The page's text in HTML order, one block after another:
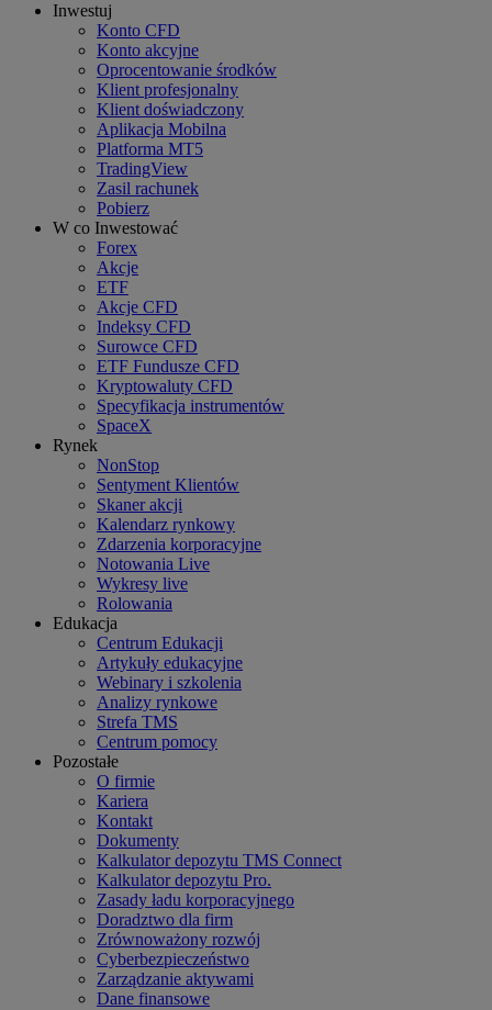
Inwestuj
Konto CFD
Konto akcyjne
Oprocentowanie środków
Klient profesjonalny
Klient doświadczony
Aplikacja Mobilna
Platforma MT5
TradingView
Zasil rachunek
Pobierz
W co Inwestować
Forex
Akcje
ETF
Akcje CFD
Indeksy CFD
Surowce CFD
ETF Fundusze CFD
Kryptowaluty CFD
Specyfikacja instrumentów
SpaceX
Rynek
NonStop
Sentyment Klientów
Skaner akcji
Kalendarz rynkowy
Zdarzenia korporacyjne
Notowania Live
Wykresy live
Rolowania
Edukacja
Centrum Edukacji
Artykuły edukacyjne
Webinary i szkolenia
Analizy rynkowe
Strefa TMS
Centrum pomocy
Pozostałe
O firmie
Kariera
Kontakt
Dokumenty
Kalkulator depozytu TMS Connect
Kalkulator depozytu Pro.
Zasady ładu korporacyjnego
Doradztwo dla firm
Zrównoważony rozwój
Cyberbezpieczeństwo
Zarządzanie aktywami
Dane finansowe